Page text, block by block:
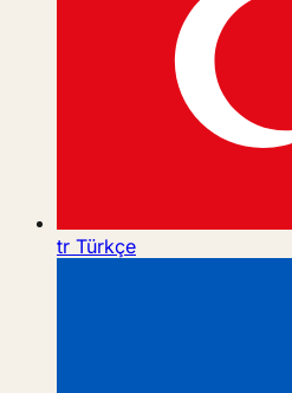
tr Türkçe